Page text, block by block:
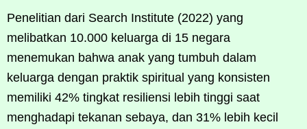
Penelitian dari Search Institute (2022) yang
melibatkan 10.000 keluarga di 15 negara
menemukan bahwa anak yang tumbuh dalam
keluarga dengan praktik spiritual yang konsisten
memiliki 42% tingkat resiliensi lebih tinggi saat
menghadapi tekanan sebaya, dan 31% lebih kecil